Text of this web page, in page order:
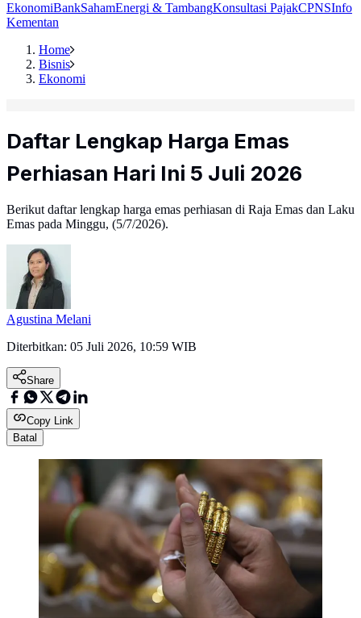
EkonomiBankSahamEnergi & TambangKonsultasi PajakCPNSInfo
Kementan
Home
Bisnis
Ekonomi
Daftar Lengkap Harga Emas
Perhiasan Hari Ini 5 Juli 2026
Berikut daftar lengkap harga emas perhiasan di Raja Emas dan Laku
Emas pada Minggu, (5/7/2026).
Agustina Melani
Diterbitkan: 05 Juli 2026, 10:59 WIB
Share
Copy Link
Batal